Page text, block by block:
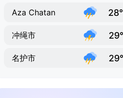
Aza Chatan
冲绳市
名护市